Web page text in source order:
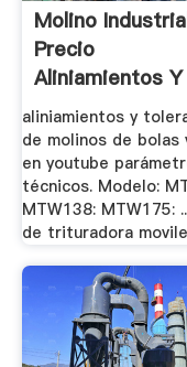
Molino
Precio
Aliniamientos
aliniamientos y
de molinos de bolas
en youtube
técnicos. Modelo:
MTW138: MTW175:
de trituradora